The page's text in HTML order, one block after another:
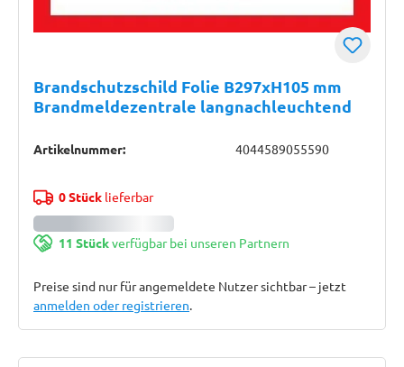
Brandschutzschild Folie B297xH105 mm
Brandmeldezentrale langnachleuchtend
Artikelnummer: 4044589055590
0 Stücklieferbar
11 Stückverfügbar bei unseren Partnern
Preise sind nur für angemeldete Nutzer sichtbar – jetzt
anmelden oder registrieren.